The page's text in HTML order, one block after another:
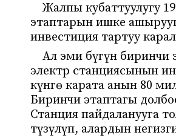
Жалпы кубаттуулугу
этаптарын ишке
инвестиция тартуу
Ал эми бүгүн биринчи
электр станциясынын
күнгө карата анын 80
Биринчи этаптагы
Станция пайдаланууга
түзүлүп, алардын